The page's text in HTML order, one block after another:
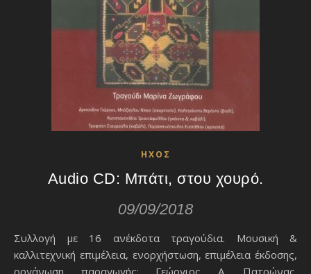
ΗΧΟΣ
Audio CD: Μπάτι, στου χουρό.
09/09/2018
Συλλογή με 16 ανέκδοτα τραγούδια. Μουσική &
καλλιτεχνική επιμέλεια, ενορχήστωση, επιμέλεια έκδοσης,
οργάνωση παραγωγής: Γεώργιος Α. Πατρώνας.